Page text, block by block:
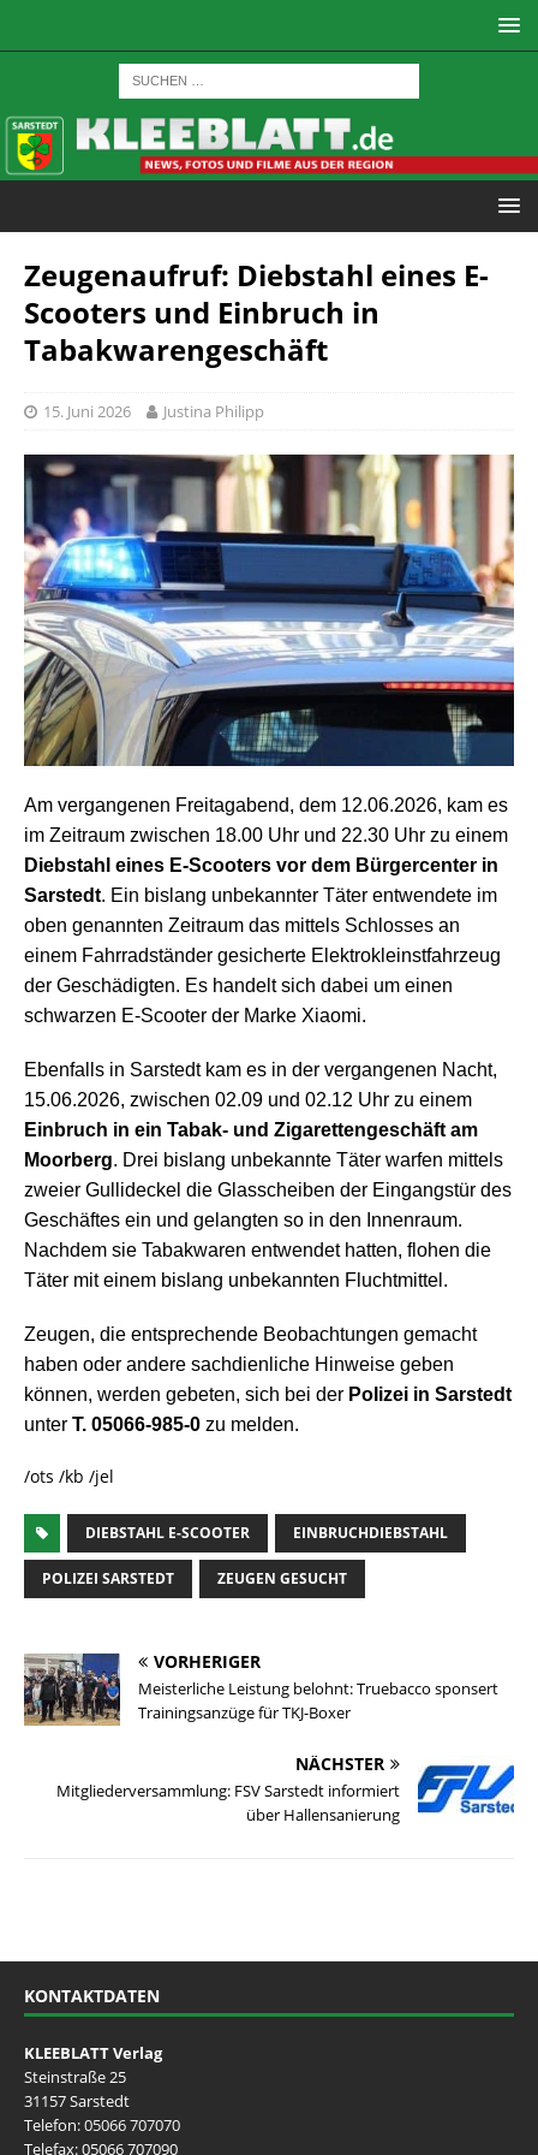
Zeugenaufruf: Diebstahl eines E-
Scooters und Einbruch in
Tabakwarengeschäft
15. Juni 2026 Justina Philipp
Am vergangenen Freitagabend, dem 12.06.2026, kam es
im Zeitraum zwischen 18.00 Uhr und 22.30 Uhr zu einem
Diebstahl eines E-Scooters vor dem Bürgercenter in
Sarstedt. Ein bislang unbekannter Täter entwendete im
oben genannten Zeitraum das mittels Schlosses an
einem Fahrradständer gesicherte Elektrokleinstfahrzeug
der Geschädigten. Es handelt sich dabei um einen
schwarzen E-Scooter der Marke Xiaomi.
Ebenfalls in Sarstedt kam es in der vergangenen Nacht,
15.06.2026, zwischen 02.09 und 02.12 Uhr zu einem
Einbruch in ein Tabak- und Zigarettengeschäft am
Moorberg. Drei bislang unbekannte Täter warfen mittels
zweier Gullideckel die Glasscheiben der Eingangstür des
Geschäftes ein und gelangten so in den Innenraum.
Nachdem sie Tabakwaren entwendet hatten, flohen die
Täter mit einem bislang unbekannten Fluchtmittel.
Zeugen, die entsprechende Beobachtungen gemacht
haben oder andere sachdienliche Hinweise geben
können, werden gebeten, sich bei der Polizei in Sarstedt
unter T. 05066-985-0 zu melden.
/ots /kb /jel
DIEBSTAHL E-SCOOTER EINBRUCHDIEBSTAHL
POLIZEI SARSTEDT ZEUGEN GESUCHT
VORHERIGER
Meisterliche Leistung belohnt: Truebacco sponsert
Trainingsanzüge für TKJ-Boxer
NÄCHSTER
Mitgliederversammlung: FSV Sarstedt informiert
über Hallensanierung
KONTAKTDATEN
KLEEBLATT Verlag
Steinstraße 25
31157 Sarstedt
Telefon:05066 707070
Telefax: 05066 707090